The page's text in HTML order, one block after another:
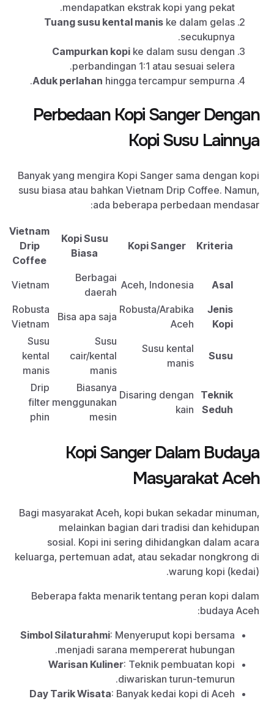
mendapatkan ekstrak kopi yang pekat.
Tuang susu kental manis ke dalam gelas
secukupnya.
Campurkan kopi ke dalam susu dengan
perbandingan 1:1 atau sesuai selera.
Aduk perlahan hingga tercampur sempurna.
Perbedaan Kopi Sanger Dengan
Kopi Susu Lainnya
Banyak yang mengira Kopi Sanger sama dengan kopi
susu biasa atau bahkan Vietnam Drip Coffee. Namun,
ada beberapa perbedaan mendasar:
Kriteria
Kopi Sanger
Kopi Susu
Biasa
Vietnam
Drip
Coffee
Asal
Aceh, Indonesia
Berbagai
daerah
Vietnam
Jenis
Kopi
Robusta/Arabika
Aceh
Bisa apa saja
Robusta
Vietnam
Susu
Susu kental
manis
Susu
cair/kental
manis
Susu
kental
manis
Teknik
Seduh
Disaring dengan
kain
Biasanya
menggunakan
mesin
Drip
filter
phin
Kopi Sanger Dalam Budaya
Masyarakat Aceh
Bagi masyarakat Aceh, kopi bukan sekadar minuman,
melainkan bagian dari tradisi dan kehidupan
sosial. Kopi ini sering dihidangkan dalam acara
keluarga, pertemuan adat, atau sekadar nongkrong di
warung kopi (kedai).
Beberapa fakta menarik tentang peran kopi dalam
budaya Aceh:
Simbol Silaturahmi: Menyeruput kopi bersama
menjadi sarana mempererat hubungan.
Warisan Kuliner: Teknik pembuatan kopi
diwariskan turun-temurun.
Day Tarik Wisata: Banyak kedai kopi di Aceh